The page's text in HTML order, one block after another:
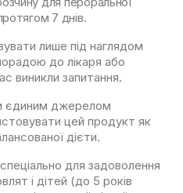
7 днів.
лише під наглядом
до лікаря або
виникли запитання.
єдиним джерелом
цей продукт як
дієти.
для задоволення
і дітей (до 5 років